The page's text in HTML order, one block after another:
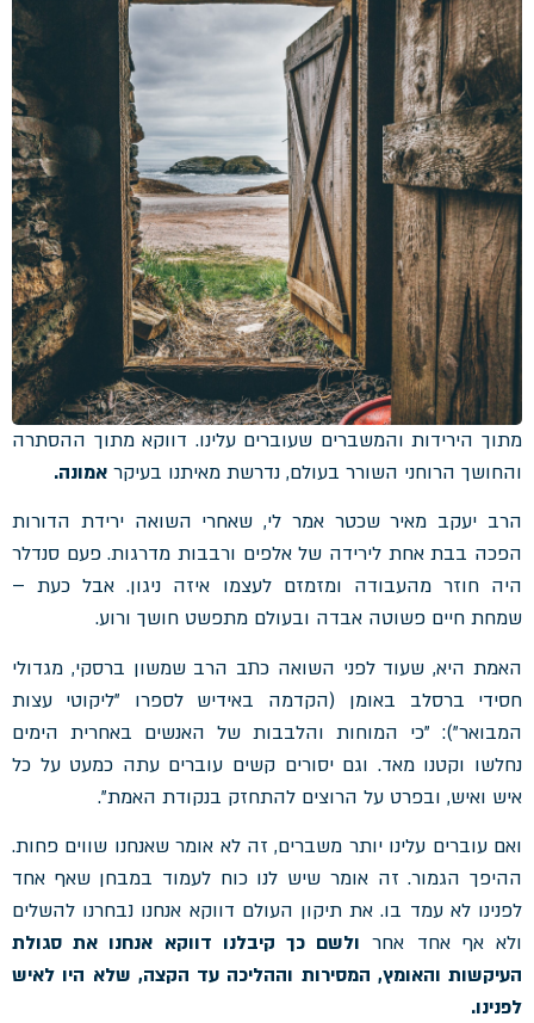
מתוך הירידות והמשברים שעוברים עלינו. דווקא מתוך ההסתרה
והחושך הרוחני השורר בעולם, נדרשת מאיתנו בעיקר אמונה.
הרב יעקב מאיר שכטר אמר לי, שאחרי השואה ירידת הדורות
הפכה בבת אחת לירידה של אלפים ורבבות מדרגות. פעם סנדלר
היה חוזר מהעבודה ומזמזם לעצמו איזה ניגון. אבל כעת –
שמחת חיים פשוטה אבדה ובעולם מתפשט חושך ורוע.
האמת היא, שעוד לפני השואה כתב הרב שמשון ברסקי, מגדולי
חסידי ברסלב באומן (הקדמה באידיש לספרו "ליקוטי עצות
המבואר"): "כי המוחות והלבבות של האנשים באחרית הימים
נחלשו וקטנו מאד. וגם יסורים קשים עוברים עתה כמעט על כל
איש ואיש, ובפרט על הרוצים להתחזק בנקודת האמת".
ואם עוברים עלינו יותר משברים, זה לא אומר שאנחנו שווים פחות.
ההיפך הגמור. זה אומר שיש לנו כוח לעמוד במבחן שאף אחד
לפנינו לא עמד בו. את תיקון העולם דווקא אנחנו נבחרנו להשלים
ולא אף אחד אחר ולשם כך קיבלנו דווקא אנחנו את סגולת
העיקשות והאומץ, המסירות וההליכה עד הקצה, שלא היו לאיש
לפנינו.